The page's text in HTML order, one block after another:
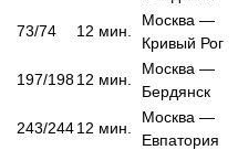
73/74 12 мин.
Москва —
Кривый Рог
197/19812 мин.
Москва —
Бердянск
243/24412 мин.
Москва —
Евпатория